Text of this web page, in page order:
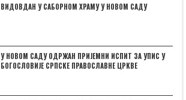
ВИДОВДАН У САБОРНОМ ХРАМУ У НОВОМ САДУ
У НОВОМ САДУ ОДРЖАН ПРИЈЕМНИ ИСПИТ ЗА УПИС У
БОГОСЛОВИЈЕ СРПСКЕ ПРАВОСЛАВНЕ ЦРКВЕ